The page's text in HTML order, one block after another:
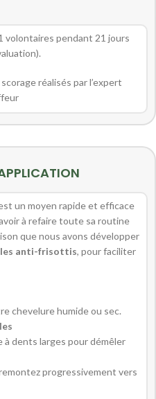
volontaires pendant 21 jours
réalisés par l’expert
un moyen rapide et efficace
à refaire toute sa routine
que nous avons développer
anti-frisottis, pour faciliter
chevelure humide ou sec.
dents larges pour démêler
progressivement vers